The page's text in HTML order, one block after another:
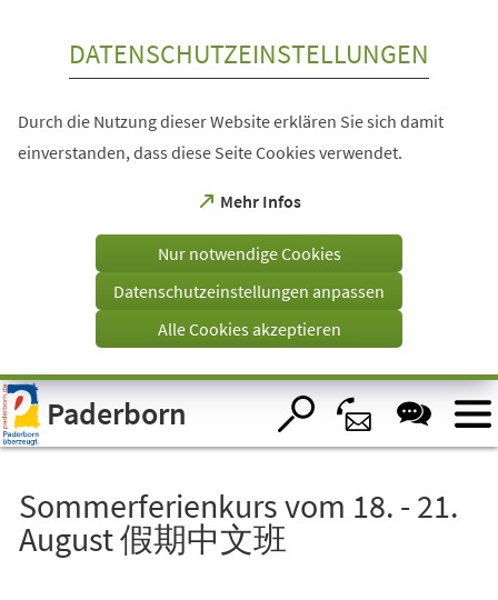
Visuelle
Assistenzsoftware
öffnen.
DATENSCHUTZEINSTELLUNGEN
Durch die Nutzung dieser Website erklären Sie sich damit
einverstanden, dass diese Seite Cookies verwendet.
Mehr Infos
(Öffnet
einem
Tab)
Nur notwendige Cookies
Datenschutzeinstellungen anpassen
Alle Cookies akzeptieren
Paderborn
Sommerferienkurs vom 18. - 21.
August 假期中文班